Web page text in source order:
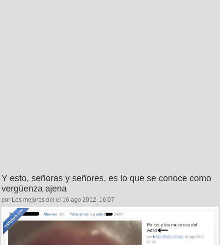
Y esto, señoras y señores, es lo que se conoce como
vergüenza ajena
por Los mejores del el 16 ago 2012, 16:07